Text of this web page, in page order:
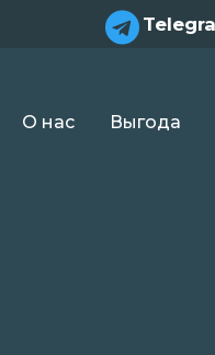

О нас Выгода